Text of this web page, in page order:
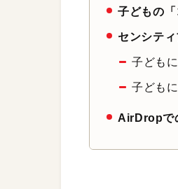
子どもの
センシテ
子ども
子ども
AirDropで